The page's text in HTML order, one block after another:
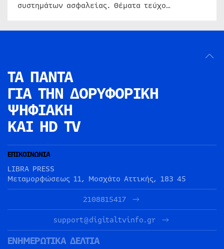
συστημάτων ασφαλείας. Θέματα τεύχο…
ΤΑ ΠΑΝΤΑ
ΓΙΑ ΤΗΝ ΔΟΡΥΦΟΡΙΚΗ
ΨΗΦΙΑΚΗ
ΚΑΙ HD TV
ΕΠΙΚΟΙΝΩΝΙΑ
LIBRA PRESS
Μεταμορφώσεως 11, Μοσχάτο Αττικής, 183 45
2108815417
support@digitaltvinfo.gr
ΕΝΗΜΕΡΩΤΙΚΑ ΔΕΛΤΙΑ